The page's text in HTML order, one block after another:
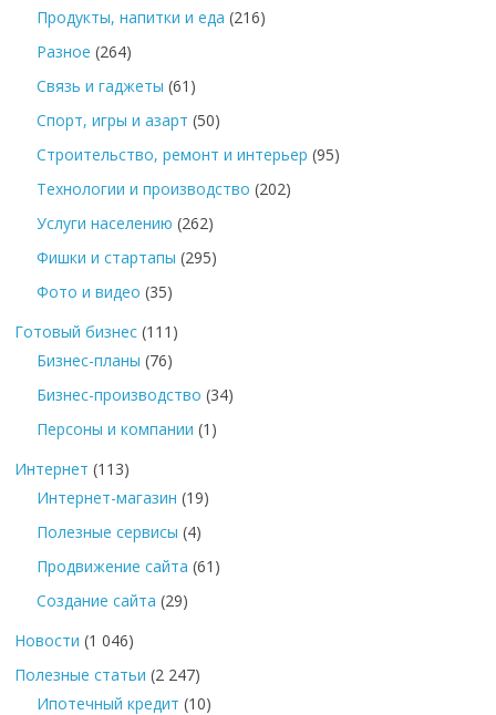
Продукты, напитки и еда (216)
Разное (264)
Связь и гаджеты (61)
Спорт, игры и азарт (50)
Строительство, ремонт и интерьер (95)
Технологии и производство (202)
Услуги населению (262)
Фишки и стартапы (295)
Фото и видео (35)
Готовый бизнес (111)
Бизнес-планы (76)
Бизнес-производство (34)
Персоны и компании (1)
Интернет (113)
Интернет-магазин (19)
Полезные сервисы (4)
Продвижение сайта (61)
Создание сайта (29)
Новости (1 046)
Полезные статьи (2 247)
Ипотечный кредит (10)